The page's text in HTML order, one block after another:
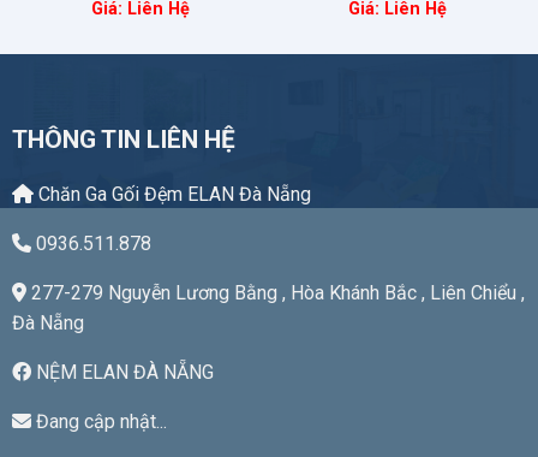
Giá: Liên Hệ
Giá: Liên Hệ
THÔNG TIN LIÊN HỆ
Chăn Ga Gối Đệm ELAN Đà Nẵng
0936.511.878
277-279 Nguyễn Lương Bằng , Hòa Khánh Bắc , Liên Chiểu ,
Đà Nẵng
NỆM ELAN ĐÀ NẴNG
Đang cập nhật...